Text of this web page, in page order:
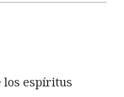
los espíritus